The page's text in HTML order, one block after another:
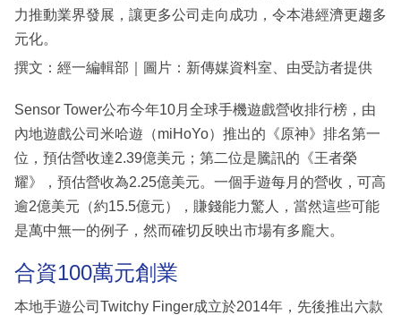
力推動業界發展，讓更多公司走向成功，令本港經濟更趨多
元化。
撰文：經一編輯部｜圖片：新傳媒資料室、由受訪者提供
Sensor Tower公布今年10月全球手機遊戲營收排行榜，由
內地遊戲公司米哈遊（miHoYo）推出的《原神》排名第一
位，預估營收達2.39億美元；第二位是騰訊的《王者榮
耀》，預估營收為2.25億美元。一個手遊每月的營收，可高
逾2億美元（約15.5億元），賺錢能力驚人，當然這些可能
是萬中無一的例子，然而確切反映出市場有多龐大。
合資100萬元創業
本地手遊公司Twitchy Finger成立於2014年，先後推出六款